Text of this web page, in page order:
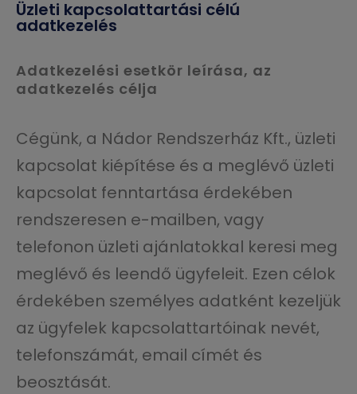
Üzleti kapcsolattartási célú
adatkezelés
Adatkezelési esetkör leírása, az
adatkezelés célja
Cégünk, a Nádor Rendszerház Kft., üzleti
kapcsolat kiépítése és a meglévő üzleti
kapcsolat fenntartása érdekében
rendszeresen e-mailben, vagy
telefonon üzleti ajánlatokkal keresi meg
meglévő és leendő ügyfeleit. Ezen célok
érdekében személyes adatként kezeljük
az ügyfelek kapcsolattartóinak nevét,
telefonszámát, email címét és
beosztását.